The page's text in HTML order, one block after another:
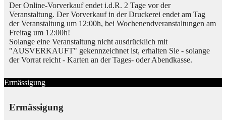
Der Online-Vorverkauf endet i.d.R. 2 Tage vor der
Veranstaltung. Der Vorverkauf in der Druckerei endet am Tag
der Veranstaltung um 12:00h, bei Wochenendveranstaltungen am
Freitag um 12:00h!
Solange eine Veranstaltung nicht ausdrücklich mit
"AUSVERKAUFT" gekennzeichnet ist, erhalten Sie - solange
der Vorrat reicht - Karten an der Tages- oder Abendkasse.
Ermässigung
Ermässigung